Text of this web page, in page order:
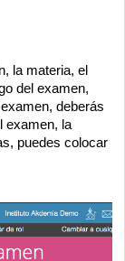
la materia, el
del examen,
deberás
examen, la
puedes colocar